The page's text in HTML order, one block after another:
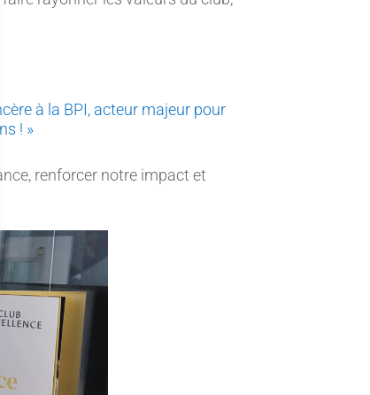
à la BPI, acteur majeur pour
! »
renforcer notre impact et